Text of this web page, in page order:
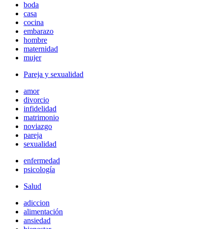
boda
casa
cocina
embarazo
hombre
maternidad
mujer
Pareja y sexualidad
amor
divorcio
infidelidad
matrimonio
noviazgo
pareja
sexualidad
enfermedad
psicología
Salud
adiccion
alimentación
ansiedad